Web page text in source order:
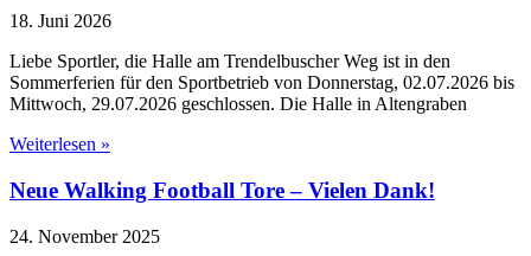
18. Juni 2026
Liebe Sportler, die Halle am Trendelbuscher Weg ist in den
Sommerferien für den Sportbetrieb von Donnerstag, 02.07.2026 bis
Mittwoch, 29.07.2026 geschlossen. Die Halle in Altengraben
Weiterlesen »
Neue Walking Football Tore – Vielen Dank!
24. November 2025